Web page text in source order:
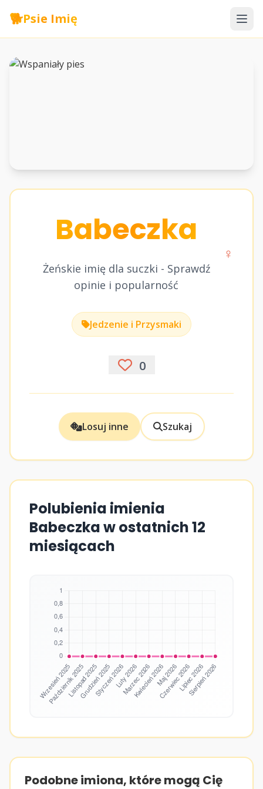
🐕Psie Imię
Babeczka
Żeńskie imię dla suczki - Sprawdź
opinie i popularność
♀
Jedzenie i Przysmaki
0
Losuj inne Szukaj
Polubienia imienia
Babeczka w ostatnich 12
miesiącach
Podobne imiona, które mogą Cię